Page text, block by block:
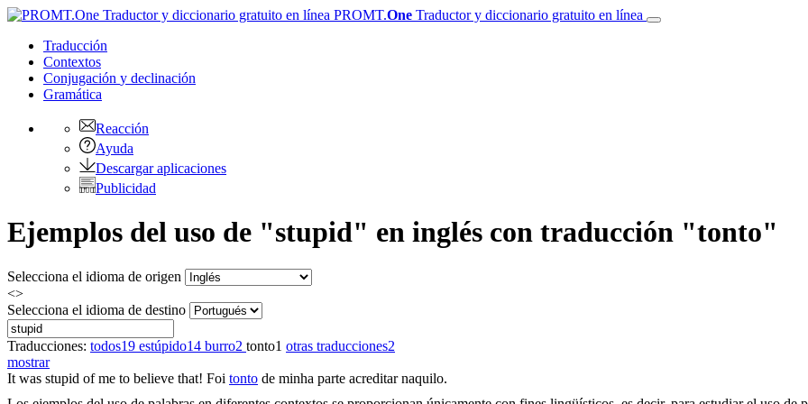
PROMT.One Traductor y diccionario gratuito en línea
Traducción
Contextos
Conjugación y declinación
Gramática
Reacción
Ayuda
Descargar aplicaciones
Publicidad
Ejemplos del uso de "stupid" en inglés con traducción "tonto"
Selecciona el idioma de origen
<>
Selecciona el idioma de destino
Traducciones: todos19 estúpido14 burro2 tonto1 otras traducciones2
mostrar
It was stupid of me to believe that! Foi tonto de minha parte acreditar naquilo.